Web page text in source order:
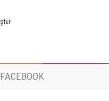
FACEBOOK